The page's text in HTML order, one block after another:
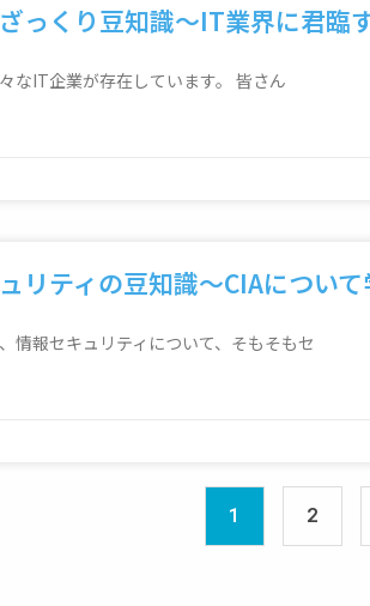
っくり豆知識～IT業界に君臨
なIT企業が存在しています。 皆さん
リティの豆知識～CIAについ
情報セキュリティについて、そもそもセ
1 2